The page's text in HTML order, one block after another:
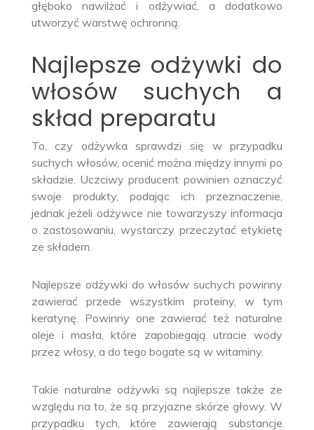
głęboko nawilżać i odżywiać, a dodatkowo
utworzyć warstwę ochronną.
Najlepsze odżywki do
włosów suchych a
skład preparatu
To, czy odżywka sprawdzi się w przypadku
suchych włosów, ocenić można między innymi po
składzie. Uczciwy producent powinien oznaczyć
swoje produkty, podając ich przeznaczenie,
jednak jeżeli odżywce nie towarzyszy informacja
o zastosowaniu, wystarczy przeczytać etykietę
ze składem.
Najlepsze odżywki do włosów suchych powinny
zawierać przede wszystkim proteiny, w tym
keratynę. Powinny one zawierać też naturalne
oleje i masła, które zapobiegają utracie wody
przez włosy, a do tego bogate są w witaminy.
Takie naturalne odżywki są najlepsze także ze
względu na to, że są przyjazne skórze głowy. W
przypadku tych, które zawierają substancje